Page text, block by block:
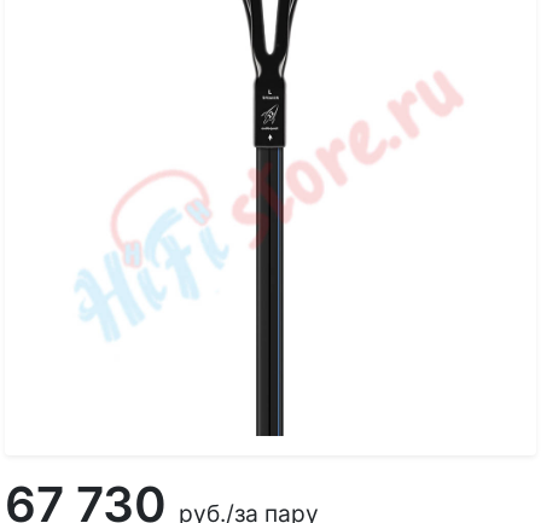
67 730 руб./за пару